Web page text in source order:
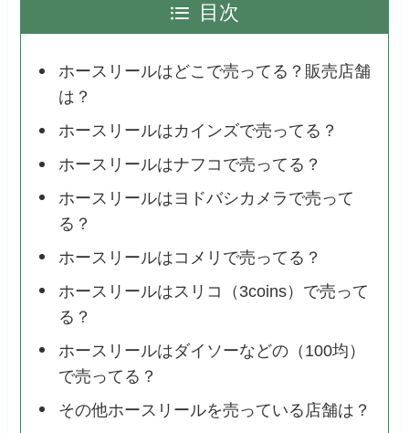
目次
ホースリールはどこで売ってる？販売店舗
は？
ホースリールはカインズで売ってる？
ホースリールはナフコで売ってる？
ホースリールはヨドバシカメラで売って
る？
ホースリールはコメリで売ってる？
ホースリールはスリコ（3coins）で売って
る？
ホースリールはダイソーなどの（100均）
で売ってる？
その他ホースリールを売っている店舗は？